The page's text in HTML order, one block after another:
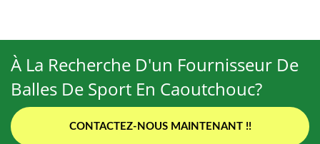
À La Recherche D'un Fournisseur De
Balles De Sport En Caoutchouc?
CONTACTEZ-NOUS MAINTENANT !!